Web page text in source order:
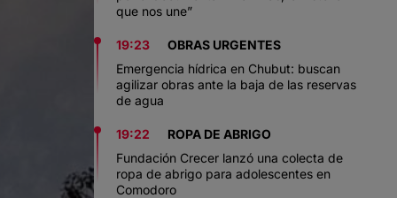
que nos une”
19:23
OBRAS URGENTES
Emergencia hídrica en Chubut: buscan
agilizar obras ante la baja de las reservas
de agua
19:22
ROPA DE ABRIGO
Fundación Crecer lanzó una colecta de
ropa de abrigo para adolescentes en
Comodoro